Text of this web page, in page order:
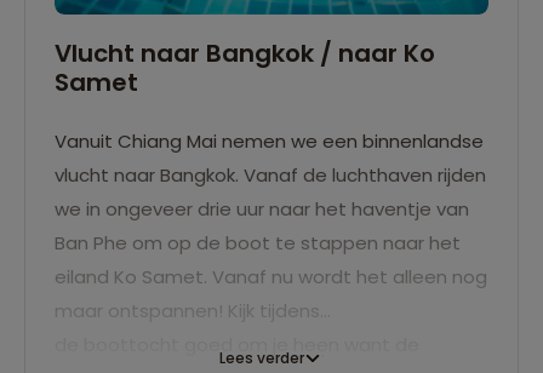
Vlucht naar Bangkok / naar Ko
Samet
Vanuit Chiang Mai nemen we een binnenlandse
vlucht naar Bangkok. Vanaf de luchthaven rijden
we in ongeveer drie uur naar het haventje van
Ban Phe om op de boot te stappen naar het
eiland Ko Samet. Vanaf nu wordt het alleen nog
maar ontspannen! Kijk tijdens
Lees verder